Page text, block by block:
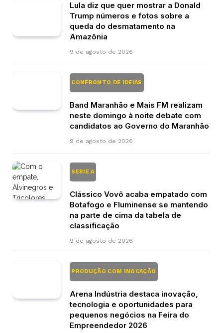
Lula diz que quer mostrar a Donald
Trump números e fotos sobre a
queda do desmatamento na
Amazônia
9 de agosto de 2026
CONFRONTO DE IDEIAS
Band Maranhão e Mais FM realizam
neste domingo à noite debate com
candidatos ao Governo do Maranhão
9 de agosto de 2026
SERIE A
Clássico Vovô acaba empatado com
Botafogo e Fluminense se mantendo
na parte de cima da tabela de
classificação
9 de agosto de 2026
PRODUÇÃO COM INOCAÇÃO
Arena Indústria destaca inovação,
tecnologia e oportunidades para
pequenos negócios na Feira do
Empreendedor 2026